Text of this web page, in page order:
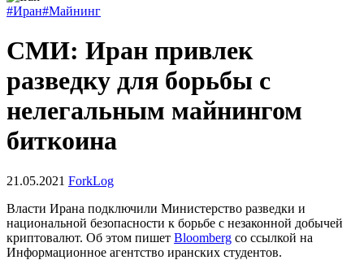
#Иран#Майнинг
СМИ: Иран привлек
разведку для борьбы с
нелегальным майнингом
биткоина
21.05.2021 ForkLog
Власти Ирана подключили Министерство разведки и
национальной безопасности к борьбе с незаконной добычей
криптовалют. Об этом пишет Bloomberg со ссылкой на
Информационное агентство иранских студентов.